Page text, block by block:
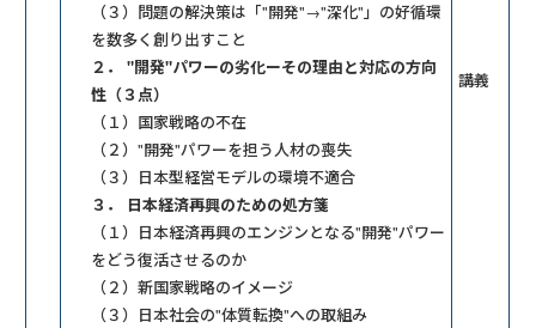
（３）問題の解決策は「"開発"→"深化"」の好循環
を数多く創り出すこと
２． "開発"パワーの劣化ーその理由と対応の方向
性（３点）
（１）国家戦略の不在
（２）"開発"パワーを担う人材の喪失
（３）日本型経営モデルの環境不適合
３． 日本経済再興のための処方箋
（１）日本経済再興のエンジンとなる"開発"パワー
をどう復活させるのか
（２）新国家戦略のイメージ
（３）日本社会の"体質転換"への取組み
講義